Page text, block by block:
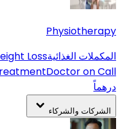
Physiotherapy
المكملات الغذائيةLoss
Doctor on Call
درهماً
الشركات والشركاء